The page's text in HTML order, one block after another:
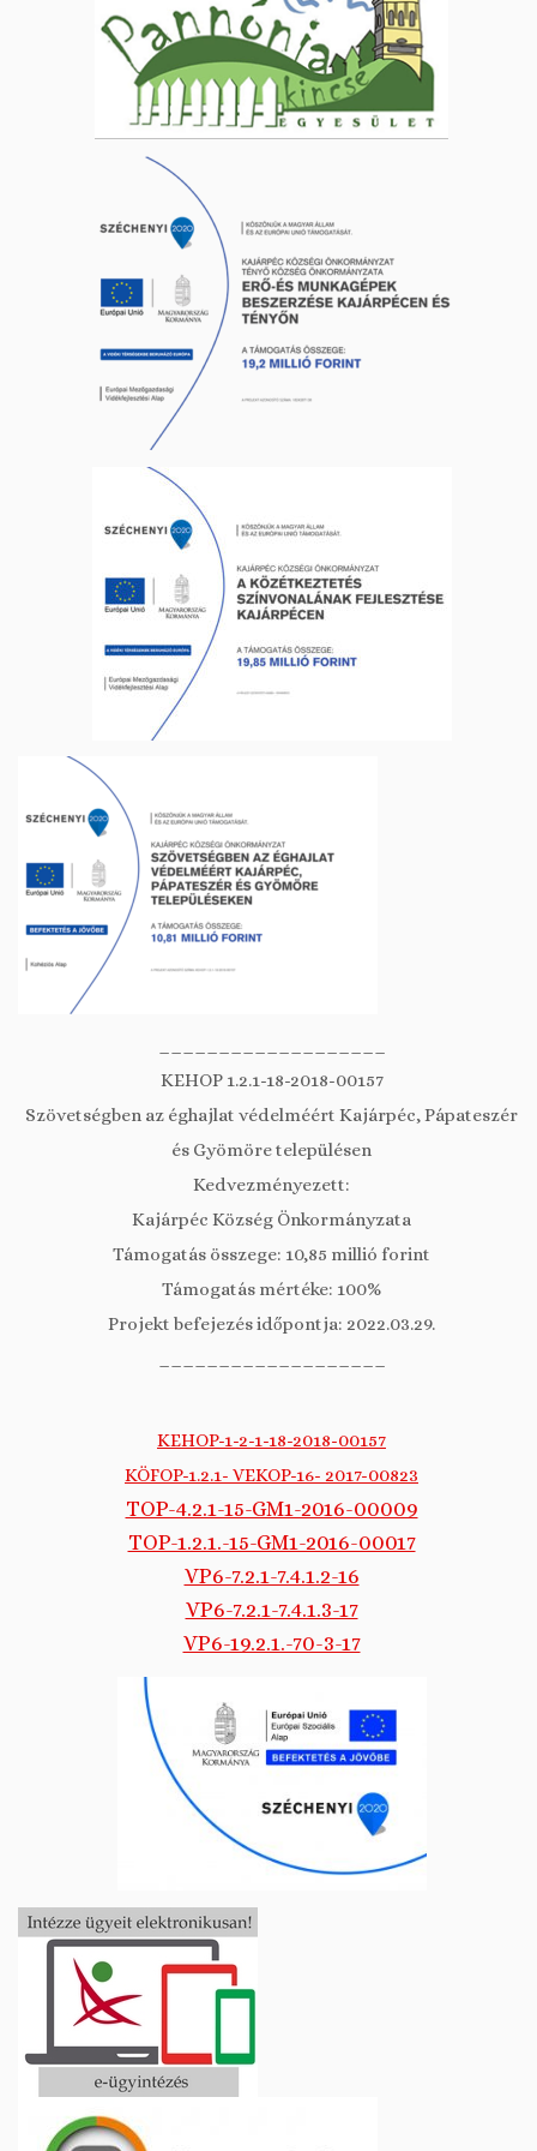
KEHOP 1.2.1-18-2018-00157
Szövetségben az éghajlat védelméért Kajárpéc, Pápateszér
és Gyömöre településen
Kedvezményezett:
Kajárpéc Község Önkormányzata
Támogatás összege: 10,85 millió forint
Támogatás mértéke: 100%
Projekt befejezés időpontja: 2022.03.29.
KEHOP-1-2-1-18-2018-00157
KÖFOP-1.2.1- VEKOP-16- 2017-00823
TOP-4.2.1-15-GM1-2016-00009
TOP-1.2.1.-15-GM1-2016-00017
VP6-7.2.1-7.4.1.2-16
VP6-7.2.1-7.4.1.3-17
VP6-19.2.1.-70-3-17